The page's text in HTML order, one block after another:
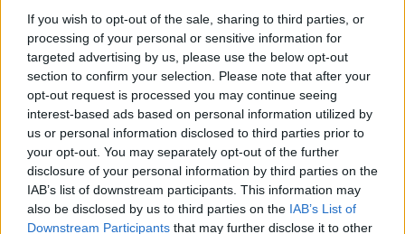
If you wish to opt-out of the sale, sharing to third parties, or
processing of your personal or sensitive information for
targeted advertising by us, please use the below opt-out
section to confirm your selection. Please note that after your
opt-out request is processed you may continue seeing
interest-based ads based on personal information utilized by
us or personal information disclosed to third parties prior to
your opt-out. You may separately opt-out of the further
disclosure of your personal information by third parties on the
IAB’s list of downstream participants. This information may
also be disclosed by us to third parties on the IAB’s List of
Downstream Participants that may further disclose it to other